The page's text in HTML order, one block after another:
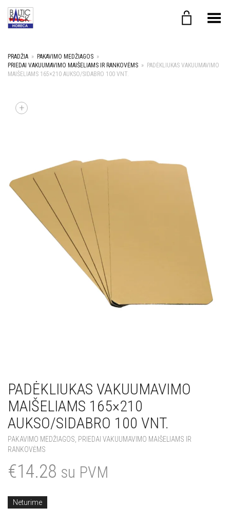
Toggle Menu
PRADŽIA » PAKAVIMO MEDŽIAGOS »
PRIEDAI VAKUUMAVIMO MAIŠELIAMS IR RANKOVĖMS » PADĖKLIUKAS VAKUUMAVIMO
MAIŠELIAMS 165×210 AUKSO/SIDABRO 100 VNT.
+
PADĖKLIUKAS VAKUUMAVIMO
MAIŠELIAMS 165×210
AUKSO/SIDABRO 100 VNT.
PAKAVIMO MEDŽIAGOS, PRIEDAI VAKUUMAVIMO MAIŠELIAMS IR
RANKOVĖMS
€14.28 su PVM
Neturime